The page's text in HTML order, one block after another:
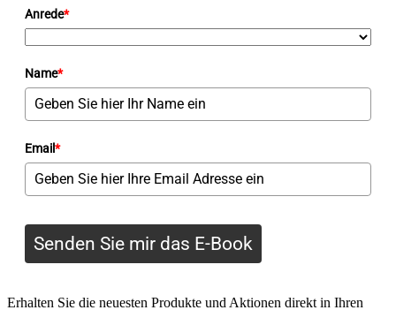
Anrede*
Name*
Email*
Senden Sie mir das E-Book
Erhalten Sie die neuesten Produkte und Aktionen direkt in Ihren